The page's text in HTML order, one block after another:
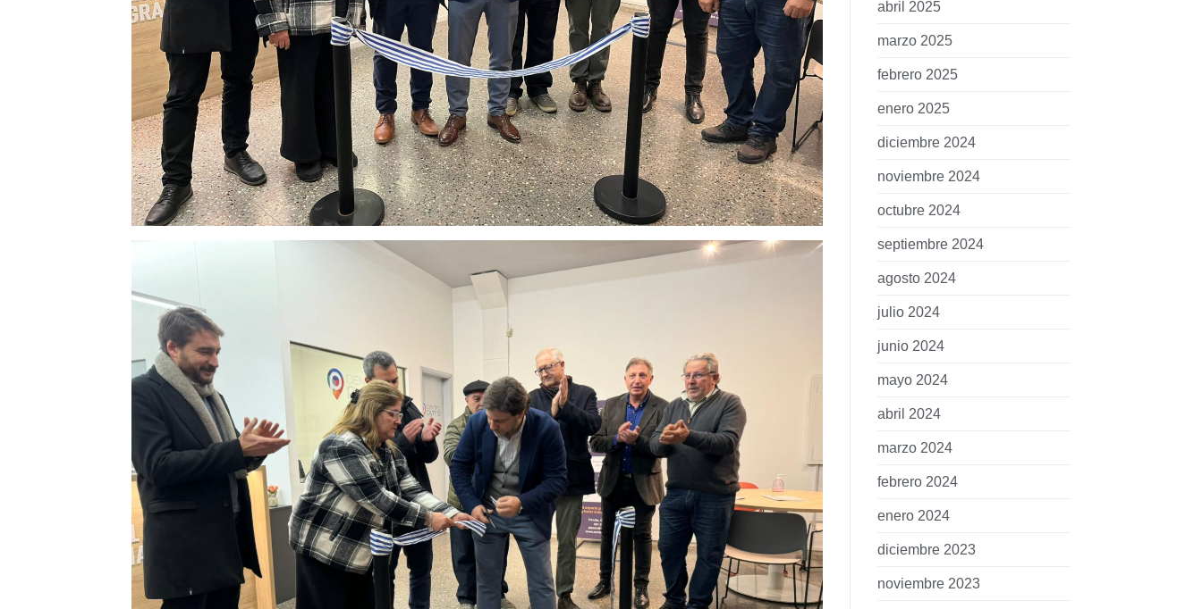
abril 2025
marzo 2025
febrero 2025
enero 2025
diciembre 2024
noviembre 2024
octubre 2024
septiembre 2024
agosto 2024
julio 2024
junio 2024
mayo 2024
abril 2024
marzo 2024
febrero 2024
enero 2024
diciembre 2023
noviembre 2023